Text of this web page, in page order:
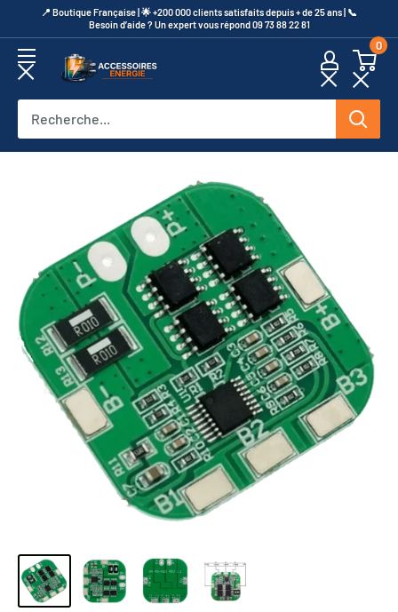
au
contenu
​📍​ Boutique Française | 🌟 +200 000 clients satisfaits depuis + de 25 ans | 📞​
Besoin d’aide ? Un expert vous répond 09 73 88 22 81
Accessoires
0